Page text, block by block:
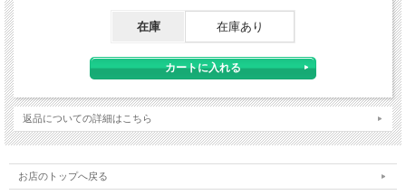
在庫 在庫あり
返品についての詳細はこちら
お店のトップへ戻る